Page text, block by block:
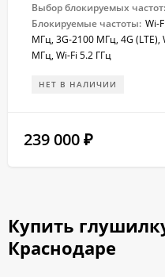
Выбор блокируемых частот:
Блокируемые частоты: Wi-
МГц, 3G-2100 МГц, 4G (LTE),
МГц, Wi-Fi 5.2 ГГц
НЕТ В НАЛИЧИИ
239 000 ₽
Купить
Краснодаре